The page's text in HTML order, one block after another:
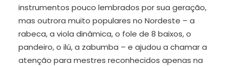
instrumentos pouco lembrados por sua geração,
mas outrora muito populares no Nordeste – a
rabeca, a viola dinâmica, o fole de 8 baixos, o
pandeiro, o ilú, a zabumba – e ajudou a chamar a
atenção para mestres reconhecidos apenas na